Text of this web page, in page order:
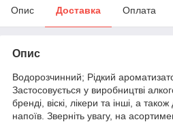
Опис Доставка Оплата
Опис
Водорозчинний; Рідкий
Застосовується у виробництві
бренді, віскі, лікери та інші, а
напоїв. Зверніть увагу, на